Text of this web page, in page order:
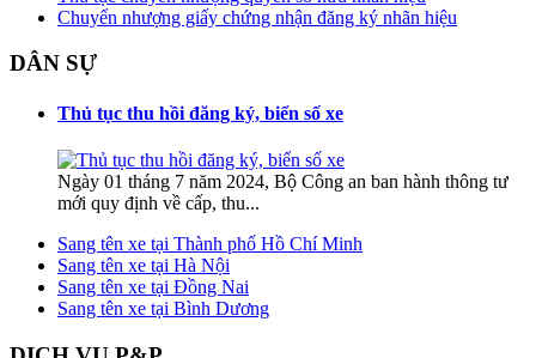
Chuyển nhượng giấy chứng nhận đăng ký nhãn hiệu
DÂN SỰ
Thủ tục thu hồi đăng ký, biển số xe
Ngày 01 tháng 7 năm 2024, Bộ Công an ban hành thông tư
mới quy định về cấp, thu...
Sang tên xe tại Thành phố Hồ Chí Minh
Sang tên xe tại Hà Nội
Sang tên xe tại Đồng Nai
Sang tên xe tại Bình Dương